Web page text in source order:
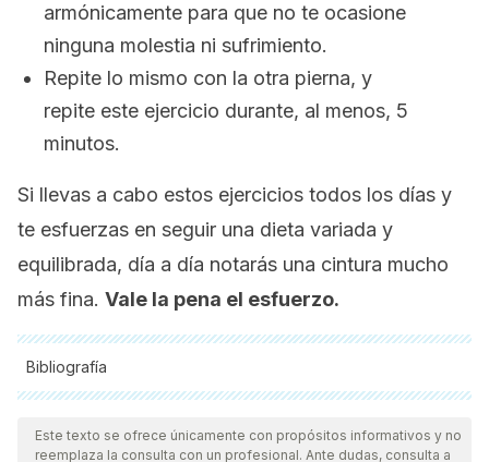
armónicamente para que no te ocasione
ninguna molestia ni sufrimiento.
Repite lo mismo con la otra pierna, y
repite este ejercicio durante, al menos, 5
minutos.
Si llevas a cabo estos ejercicios todos los días y
te esfuerzas en seguir una dieta variada y
equilibrada, día a día notarás una cintura mucho
más fina. Vale la pena el esfuerzo.
Bibliografía
Todas las fuentes citadas fueron revisadas a profundidad por
nuestro equipo, para asegurar su calidad, confiabilidad,
Este texto se ofrece únicamente con propósitos informativos y no
reemplaza la consulta con un profesional. Ante dudas, consulta a